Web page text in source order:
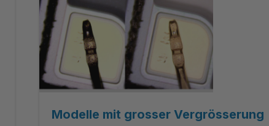
Modelle mit grosser Vergrösserung